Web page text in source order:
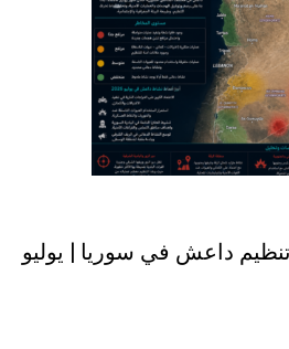
داعش في سوريا | يوليو